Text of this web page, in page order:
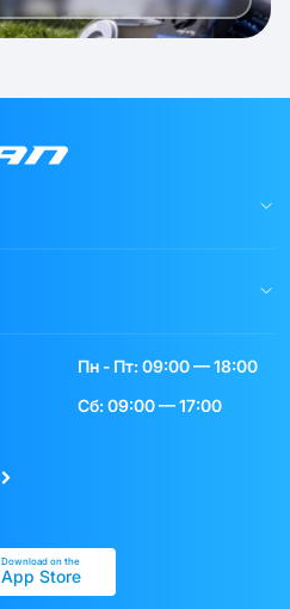
Пн - Пт: 09:00 — 18:00
Сб: 09:00 — 17:00
Download on the
App Store